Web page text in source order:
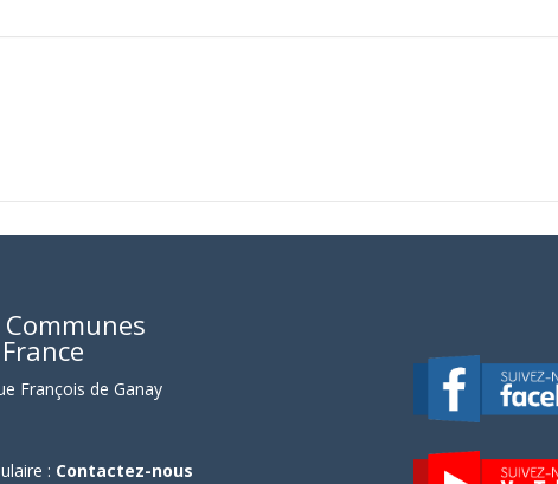
François de Ganay
: Contactez-nous